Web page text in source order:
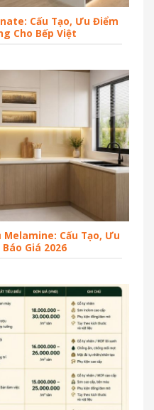
Cấu Tạo, Ưu Điểm
Cho Bếp Việt
Cấu Tạo, Ưu
Giá 2026